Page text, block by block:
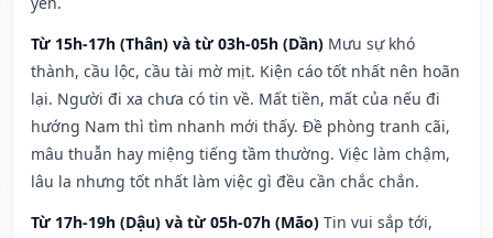
Từ 15h-17h (Thân) và từ 03h-05h (Dần) Mưu sự khó
thành, cầu lộc, cầu tài mờ mịt. Kiện cáo tốt nhất nên hoãn
lại. Người đi xa chưa có tin về. Mất tiền, mất của nếu đi
hướng Nam thì tìm nhanh mới thấy. Đề phòng tranh cãi,
mâu thuẫn hay miệng tiếng tầm thường. Việc làm chậm,
lâu la nhưng tốt nhất làm việc gì đều cần chắc chắn.
Từ 17h-19h (Dậu) và từ 05h-07h (Mão) Tin vui sắp tới,